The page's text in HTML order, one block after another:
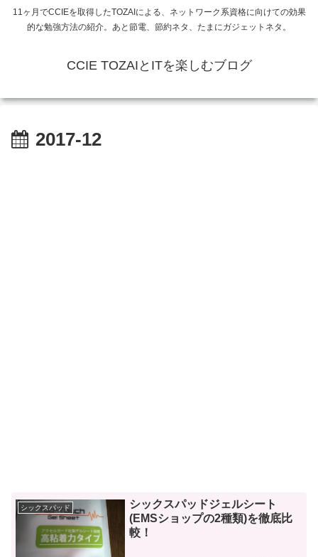
11ヶ月でCCIEを取得したTOZAIによる、ネットワーク系資格に向けての効果
的な勉強方法の紹介。あと節電、節約ネタ、たまにガジェットネタ。
CCIE TOZAIとITを楽しむブログ
2017-12
シックスパッド
シックスパッドジェルシート
(EMSショップの2種類)を徹底比
較！